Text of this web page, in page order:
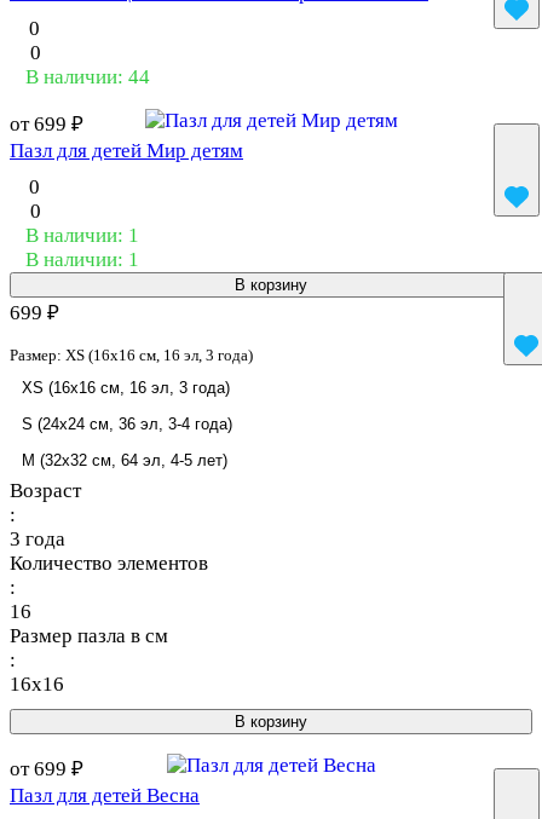
0
0
В наличии: 44
от 699 ₽
Пазл для детей Мир детям
0
0
В наличии: 1
В корзину
В наличии: 1
В корзину
699 ₽
Размер: XS (16x16 см, 16 эл, 3 года)
XS (16x16 см, 16 эл, 3 года)
S (24x24 см, 36 эл, 3-4 года)
M (32x32 см, 64 эл, 4-5 лет)
Возраст
:
3 года
Количество элементов
:
16
Размер пазла в см
:
16x16
от 699 ₽
Пазл для детей Весна